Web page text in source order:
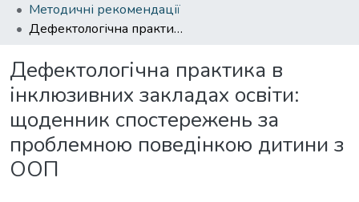
Методичні рекомендації
Дефектологічна практика в інклюзивних закладах освіти: щоденник спостережень за проблемною поведінкою дитини з ООП
Дефектологічна практика в
інклюзивних закладах освіти:
щоденник спостережень за
проблемною поведінкою дитини з
ООП